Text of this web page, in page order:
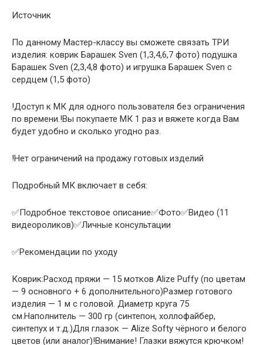
Источник
По данному Мастер-классу вы сможете связать ТРИ
изделия: коврик Барашек Sven (1,3,4,6,7 фото) подушка
Барашек Sven (2,3,4,8 фото) и игрушка Барашек Sven c
сердцем (1,5 фото)
!Доступ к МК для одного пользователя без ограничения
по времени.!Вы покупаете МК 1 раз и вяжете когда Вам
будет удобно и сколько угодно раз.
!Нет ограничений на продажу готовых изделий
Подробный МК включает в себя:
✅Подробное текстовое описание✅Фото✅Видео (11
видеороликов)✅Личные консультации
✅Рекомендации по уходу
Коврик:Расход пряжи — 15 мотков Alize Puffy (по цветам
— 9 основного + 6 дополнительного)Размер готового
изделия — 1 м с головой. Диаметр круга 75
см.Наполнитель — 300 гр (синтепон, холлофайбер,
синтепух и т.д.)Для глазок — Alize Softy чёрного и белого
цветов (или аналог)!Внимание! Глазки вяжутся крючком!